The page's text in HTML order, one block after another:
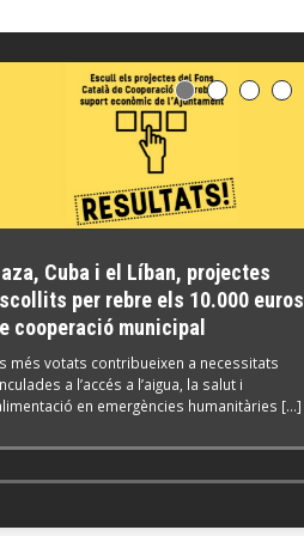
Cuba i el Líban, projectes
per rebre els 10.000 euros
cooperació municipal
més votats contribueixen a necessitats
a l’accés a l’aigua, la salut i
en emergències humanitàries […]